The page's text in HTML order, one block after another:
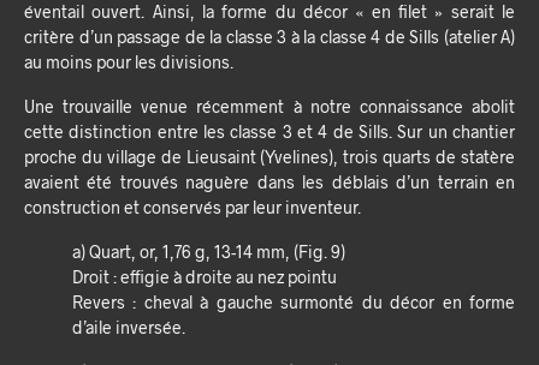
éventail ouvert. Ainsi, la forme du décor « en filet » serait le
critère d’un passage de la classe 3 à la classe 4 de Sills (atelier A)
au moins pour les divisions.
Une trouvaille venue récemment à notre connaissance abolit
cette distinction entre les classe 3 et 4 de Sills. Sur un chantier
proche du village de Lieusaint (Yvelines), trois quarts de statère
avaient été trouvés naguère dans les déblais d’un terrain en
construction et conservés par leur inventeur.
a) Quart, or, 1,76 g, 13-14 mm, (Fig. 9)
Droit : effigie à droite au nez pointu
Revers : cheval à gauche surmonté du décor en forme
d’aile inversée.